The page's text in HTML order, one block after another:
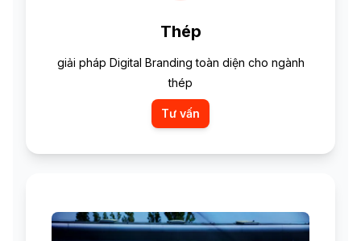
Thép
giải pháp Digital Branding toàn diện cho ngành
thép
Tư vấn